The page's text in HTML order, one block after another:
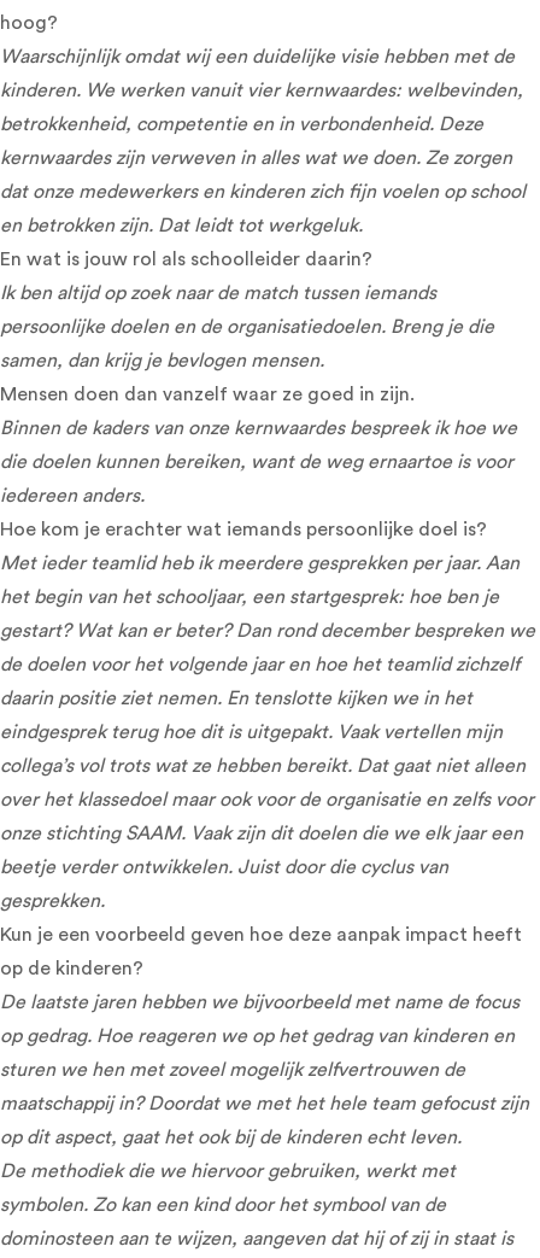
hoog?
Waarschijnlijk omdat wij een duidelijke visie hebben met de
kinderen. We werken vanuit vier kernwaardes: welbevinden,
betrokkenheid, competentie en in verbondenheid. Deze
kernwaardes zijn verweven in alles wat we doen. Ze zorgen
dat onze medewerkers en kinderen zich fijn voelen op school
en betrokken zijn. Dat leidt tot werkgeluk.
En wat is jouw rol als schoolleider daarin?
Ik ben altijd op zoek naar de match tussen iemands
persoonlijke doelen en de organisatiedoelen. Breng je die
samen, dan krijg je bevlogen mensen.
Mensen doen dan vanzelf waar ze goed in zijn.
Binnen de kaders van onze kernwaardes bespreek ik hoe we
die doelen kunnen bereiken, want de weg ernaartoe is voor
iedereen anders.
Hoe kom je erachter wat iemands persoonlijke doel is?
Met ieder teamlid heb ik meerdere gesprekken per jaar. Aan
het begin van het schooljaar, een startgesprek: hoe ben je
gestart? Wat kan er beter? Dan rond december bespreken we
de doelen voor het volgende jaar en hoe het teamlid zichzelf
daarin positie ziet nemen. En tenslotte kijken we in het
eindgesprek terug hoe dit is uitgepakt. Vaak vertellen mijn
collega’s vol trots wat ze hebben bereikt. Dat gaat niet alleen
over het klassedoel maar ook voor de organisatie en zelfs voor
onze stichting SAAM. Vaak zijn dit doelen die we elk jaar een
beetje verder ontwikkelen. Juist door die cyclus van
gesprekken.
Kun je een voorbeeld geven hoe deze aanpak impact heeft
op de kinderen?
De laatste jaren hebben we bijvoorbeeld met name de focus
op gedrag. Hoe reageren we op het gedrag van kinderen en
sturen we hen met zoveel mogelijk zelfvertrouwen de
maatschappij in? Doordat we met het hele team gefocust zijn
op dit aspect, gaat het ook bij de kinderen echt leven.
De methodiek die we hiervoor gebruiken, werkt met
symbolen. Zo kan een kind door het symbool van de
dominosteen aan te wijzen, aangeven dat hij of zij in staat is